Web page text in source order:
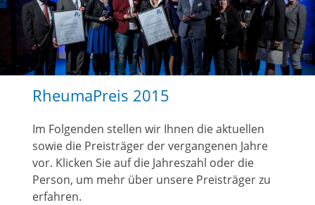
RheumaPreis 2015
Im Folgenden stellen wir Ihnen die aktuellen
sowie die Preisträger der vergangenen Jahre
vor. Klicken Sie auf die Jahreszahl oder die
Person, um mehr über unsere Preisträger zu
erfahren.